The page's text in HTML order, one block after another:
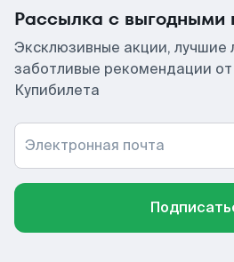
Рассылка с выгодными
Эксклюзивные акции, лучшие
заботливые рекомендации от
Купибилета
Электронная почта